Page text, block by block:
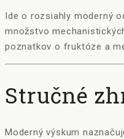
Ide o rozsiahly moderný
množstvo
poznatkov o fruktóze a
Stručné
Moderný výskum